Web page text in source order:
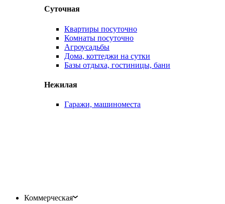
Суточная
Квартиры посуточно
Комнаты посуточно
Агроусадьбы
Дома, коттеджи на сутки
Базы отдыха, гостиницы, бани
Нежилая
Гаражи, машиноместа
Коммерческая